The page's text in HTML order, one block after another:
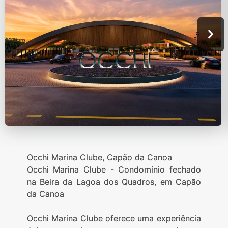
Occhi Marina Clube, Capão da Canoa
Occhi Marina Clube - Condomínio fechado
na Beira da Lagoa dos Quadros, em Capão
da Canoa
Occhi Marina Clube oferece uma experiência